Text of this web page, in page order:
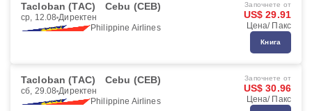
Tacloban (TAC) Cebu (CEB)
ср, 12.08 Директен
Philippine Airlines
Започнете от
US$ 29.91
Цена/ Пакс
Книга
Tacloban (TAC) Cebu (CEB)
сб, 29.08 Директен
Philippine Airlines
Започнете от
US$ 30.96
Цена/ Пакс